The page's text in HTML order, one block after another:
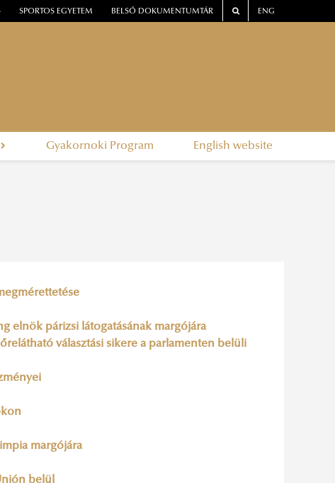
SPORTOS EGYETEM BELSŐ DOKUMENTUMTÁR ENG
Gyakornoki Program English website
elnök párizsi látogatásának margójára
választási sikere a parlamenten belüli
margójára
belül